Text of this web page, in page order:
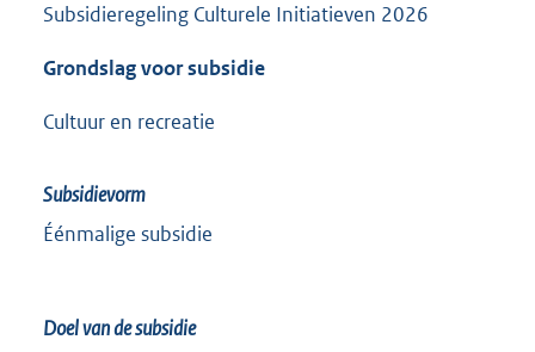
Subsidieregeling Culturele Initiatieven 2026
Grondslag voor subsidie
Cultuur en recreatie
Subsidievorm
Éénmalige subsidie
Doel van de subsidie